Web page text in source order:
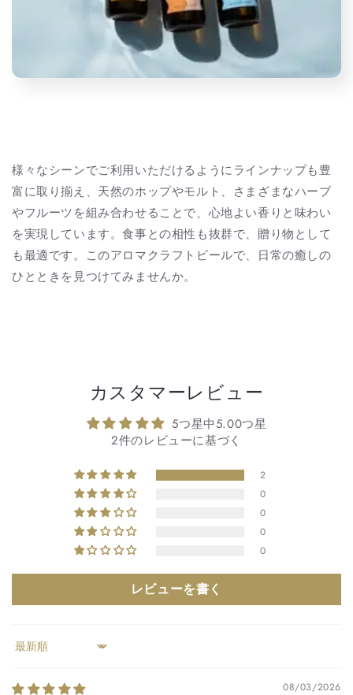
様々なシーンでご利用いただけるようにラインナップも豊
富に取り揃え、天然のホップやモルト、さまざまなハーブ
やフルーツを組み合わせることで、心地よい香りと味わい
を実現しています。食事との相性も抜群で、贈り物として
も最適です。このアロマクラフトビールで、日常の癒しの
ひとときを見つけてみませんか。
カスタマーレビュー
5つ星中5.00つ星
2件のレビューに基づく
2
0
0
0
0
レビューを書く
Sort by
08/03/2026